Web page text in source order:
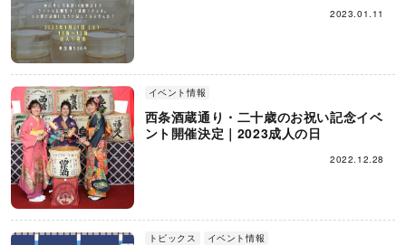
2023.01.11
イベント情報
西条酒蔵通り・二十歳のお祝い記念イベ
ント開催決定｜2023成人の日
2022.12.28
トピックス イベント情報